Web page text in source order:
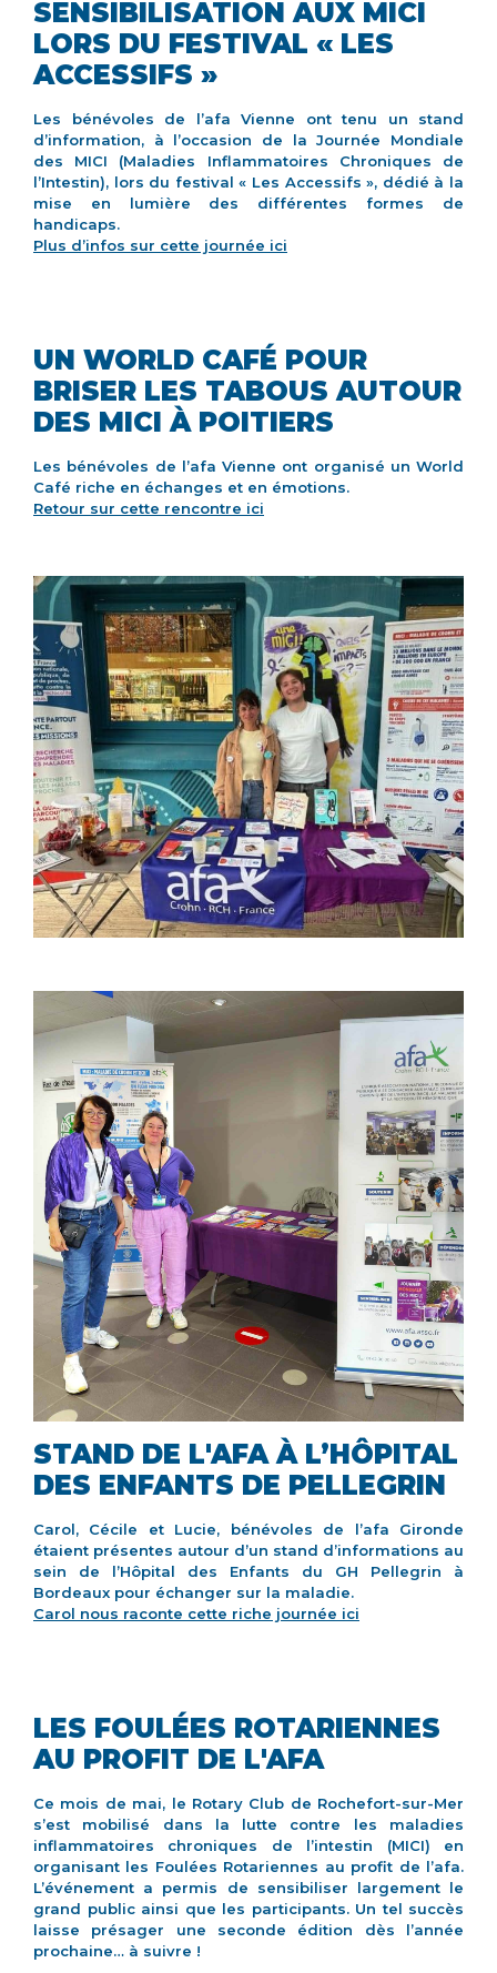
SENSIBILISATION AUX MICI
LORS DU FESTIVAL « LES
ACCESSIFS »
Les bénévoles de l’afa Vienne ont tenu un stand
d’information, à l’occasion de la Journée Mondiale
des MICI (Maladies Inflammatoires Chroniques de
l’Intestin), lors du festival « Les Accessifs », dédié à la
mise en lumière des différentes formes de
handicaps.
Plus d’infos sur cette journée ici
UN WORLD CAFÉ POUR
BRISER LES TABOUS AUTOUR
DES MICI À POITIERS
Les bénévoles de l’afa Vienne ont organisé un World
Café riche en échanges et en émotions.
Retour sur cette rencontre ici
STAND DE L'AFA À L’HÔPITAL
DES ENFANTS DE PELLEGRIN
Carol, Cécile et Lucie, bénévoles de l’afa Gironde
étaient présentes autour d’un stand d’informations au
sein de l’Hôpital des Enfants du GH Pellegrin à
Bordeaux pour échanger sur la maladie.
Carol nous raconte cette riche journée ici
LES FOULÉES ROTARIENNES
AU PROFIT DE L'AFA
Ce mois de mai, le Rotary Club de Rochefort-sur-Mer
s’est mobilisé dans la lutte contre les maladies
inflammatoires chroniques de l’intestin (MICI) en
organisant les Foulées Rotariennes au profit de l’afa.
L’événement a permis de sensibiliser largement le
grand public ainsi que les participants. Un tel succès
laisse présager une seconde édition dès l’année
prochaine… à suivre !